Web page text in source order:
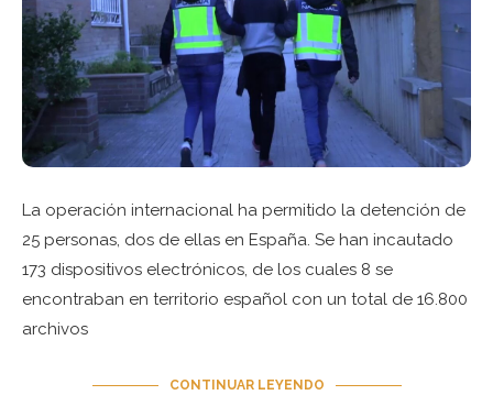
La operación internacional ha permitido la detención de
25 personas, dos de ellas en España. Se han incautado
173 dispositivos electrónicos, de los cuales 8 se
encontraban en territorio español con un total de 16.800
archivos
CONTINUAR LEYENDO